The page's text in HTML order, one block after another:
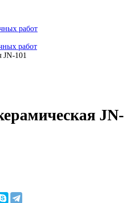
работ
работ
JN-101
JN-